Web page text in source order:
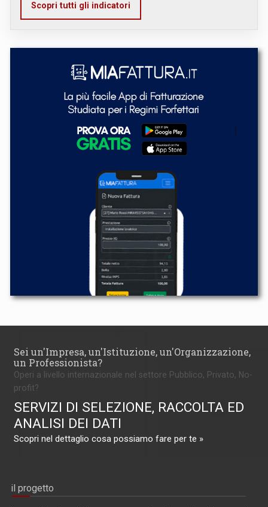
Scopri tutti gli indicatori
Sei un'Impresa, un'Istituzione, un'Organizzazione,
un Professionista?
Operi a livello internazionale nel settore Pubblico, Privato, No-
profit?
SERVIZI DI SELEZIONE, RACCOLTA ED
ANALISI DEI DATI
Scopri nel dettaglio cosa possiamo fare per te »
il progetto